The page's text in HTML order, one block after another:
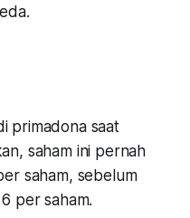
primadona saat
saham ini pernah
saham, sebelum
per saham.